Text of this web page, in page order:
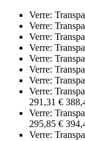
Verre:
Verre:
Verre:
Verre:
Verre:
Verre:
Verre:
Verre:
291,31 €
Verre:
295,85 €
Verre: